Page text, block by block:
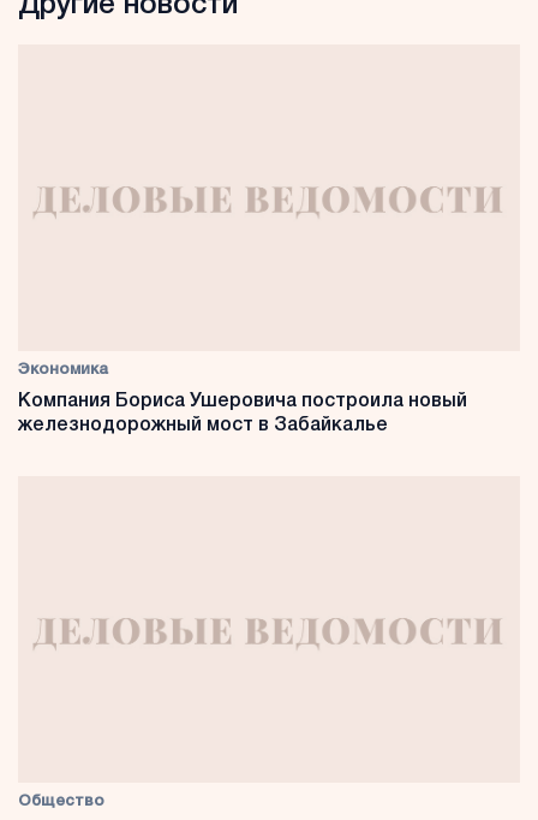
Другие новости
Экономика
Компания Бориса Ушеровича построила новый
железнодорожный мост в Забайкалье
Общество